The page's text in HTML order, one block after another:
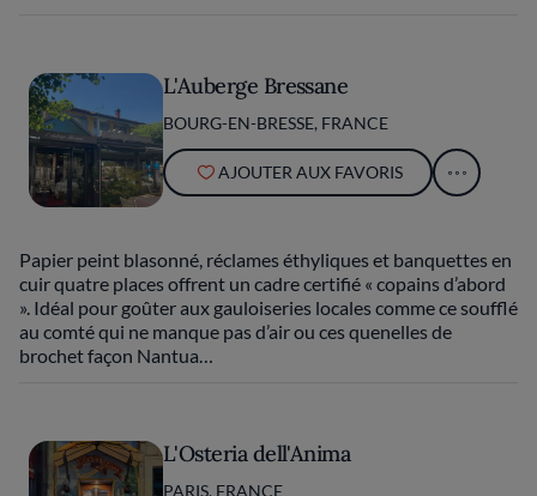
L'Auberge Bressane
BOURG-EN-BRESSE, FRANCE
AJOUTER AUX FAVORIS
Papier peint blasonné, réclames éthyliques et banquettes en
cuir quatre places offrent un cadre certifié « copains d’abord
». Idéal pour goûter aux gauloiseries locales comme ce soufflé
au comté qui ne manque pas d’air ou ces quenelles de
brochet façon Nantua…
L'Osteria dell'Anima
PARIS, FRANCE